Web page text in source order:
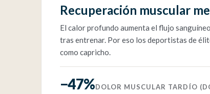
Recuperación muscular
El calor profundo aumenta el flujo
tras entrenar. Por eso los deportistas de
como capricho.
−47%DOLOR MUSCULAR TARDÍO